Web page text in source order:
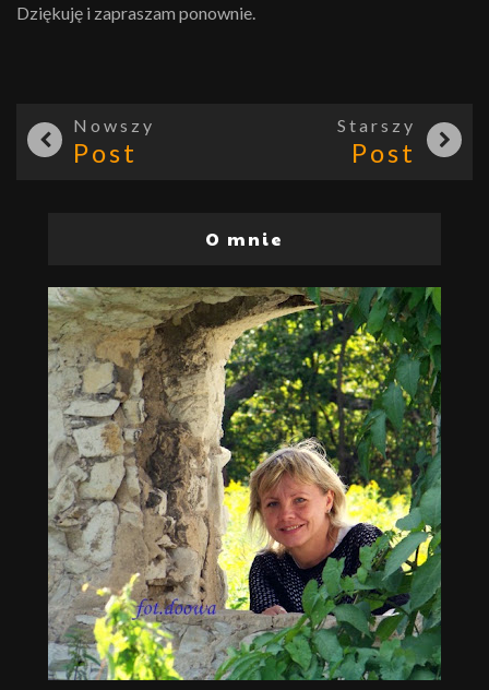
Dziękuję i zapraszam ponownie.
Nowszy
Post
Starszy
Post
O mnie